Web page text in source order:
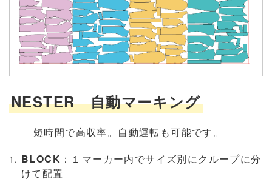
NESTER 自動マーキング
短時間で高収率。自動運転も可能です。
BLOCK ：１マーカー内でサイズ別にクループに分
けて配置